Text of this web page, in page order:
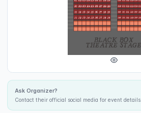
Ask Organizer?
Contact their official social media for event details.